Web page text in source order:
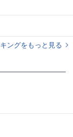
ングをもっと見る